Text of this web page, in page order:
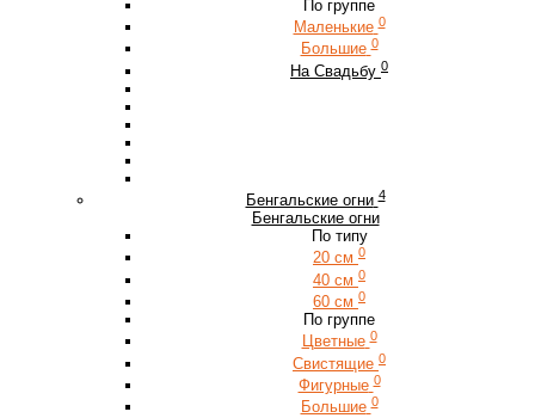
По группе
Маленькие 0
Большие 0
На Свадьбу 0
Бенгальские огни 4
Бенгальские огни
По типу
20 см 0
40 см 0
60 см 0
По группе
Цветные 0
Свистящие 0
Фигурные 0
Большие 0